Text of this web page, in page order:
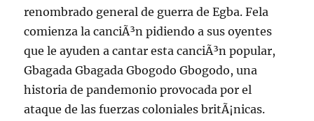
renombrado general de guerra de Egba. Fela
comienza la canciÃ³n pidiendo a sus oyentes
que le ayuden a cantar esta canciÃ³n popular,
Gbagada Gbagada Gbogodo Gbogodo, una
historia de pandemonio provocada por el
ataque de las fuerzas coloniales britÃ¡nicas.